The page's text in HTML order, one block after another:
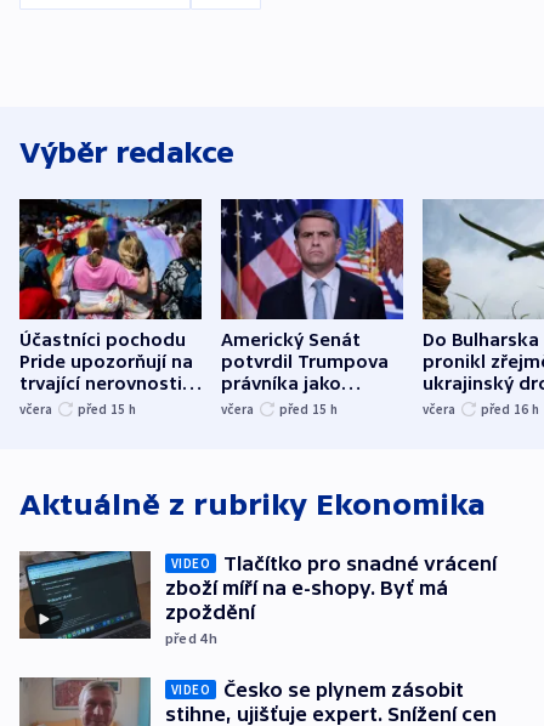
Výběr redakce
Účastníci pochodu
Pride upozorňují na
trvající nerovnosti i
společenskou
včera před 15 h
Americký Senát
potvrdil Trumpova
právníka jako
ministra
včera před 15 h
Do Bulharska
pronikl
ukrajinský
explodoval
včera před 16 h
Aktuálně z rubriky Ekonomika
VIDEO
Tlačítko pro snadné vrácení
zboží míří na e-shopy. Byť má
zpoždění
před 4h
VIDEO
Česko se plynem zásobit
stihne, ujišťuje expert. Snížení cen